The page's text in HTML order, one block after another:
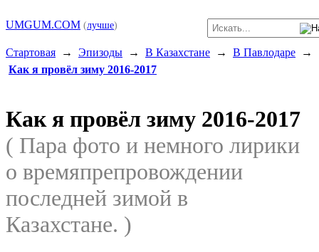
UMGUM.COM (лучше)
Стартовая → Эпизоды → В Казахстане → В Павлодаре →
Как я провёл зиму 2016-2017
Как я провёл зиму 2016-2017
( Пара фото и немного лирики
о времяпрепровождении
последней зимой в
Казахстане. )